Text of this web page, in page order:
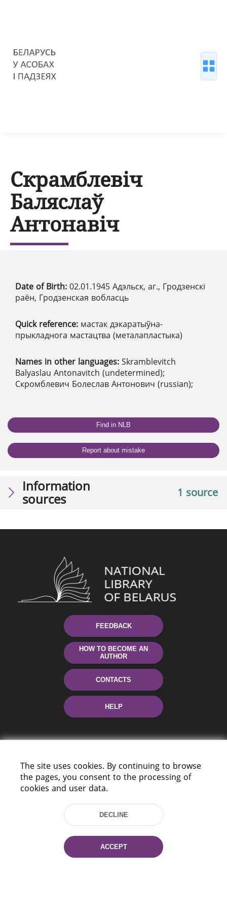
Скрамблевіч
Баляслаў
Антонавіч
Date of Birth: 02.01.1945 Адэльск, аг., Гродзенскі
раён, Гродзенская вобласць
Quick reference: мастак дэкаратыўна-
прыкладнога мастацтва (металапластыка)
Names in other languages: Skramblevitch
Balyaslau Antonavitch (undetermined);
Скромблевич Болеслав Антонович (russian);
Find in NLB
Report about mistake
1 source
Information
sources
FEEDBACK
HOW TO BECOME AN
AUTHOR
CONTACTS
HELP
220114, Niezaležnasci Ave. 116, Minsk,
Tel.: (+375 17) 368 37 37
Fax: (+375 17) 368 97 06
E-mail: inbox@nlb.by
The site uses cookies. By continuing to browse
the pages, you consent to the processing of
cookies and user data.
DECLINE
ACCEPT